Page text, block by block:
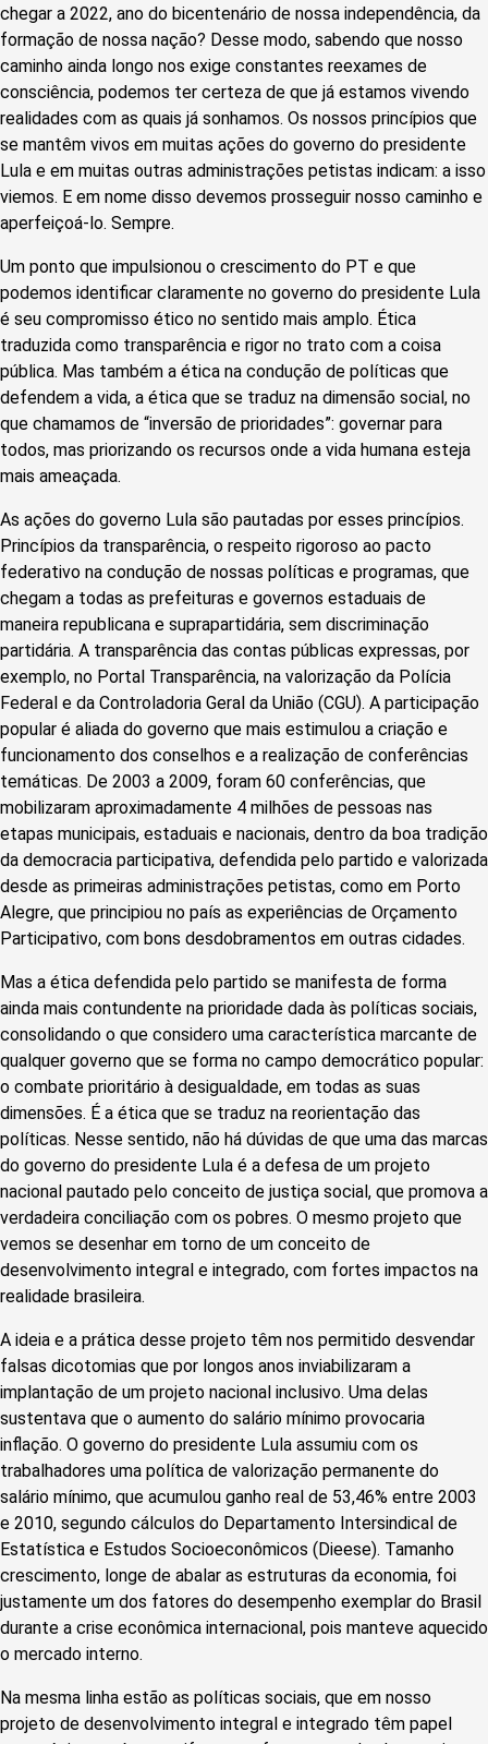
chegar a 2022, ano do bicentenário de nossa independência, da
formação de nossa nação? Desse modo, sabendo que nosso
caminho ainda longo nos exige constantes reexames de
consciência, podemos ter certeza de que já estamos vivendo
realidades com as quais já sonhamos. Os nossos princípios que
se mantêm vivos em muitas ações do governo do presidente
Lula e em muitas outras administrações petistas indicam: a isso
viemos. E em nome disso devemos prosseguir nosso caminho e
aperfeiçoá-lo. Sempre.
Um ponto que impulsionou o crescimento do PT e que
podemos identificar claramente no governo do presidente Lula
é seu compromisso ético no sentido mais amplo. Ética
traduzida como transparência e rigor no trato com a coisa
pública. Mas também a ética na condução de políticas que
defendem a vida, a ética que se traduz na dimensão social, no
que chamamos de “inversão de prioridades”: governar para
todos, mas priorizando os recursos onde a vida humana esteja
mais ameaçada.
As ações do governo Lula são pautadas por esses princípios.
Princípios da transparência, o respeito rigoroso ao pacto
federativo na condução de nossas políticas e programas, que
chegam a todas as prefeituras e governos estaduais de
maneira republicana e suprapartidária, sem discriminação
partidária. A transparência das contas públicas expressas, por
exemplo, no Portal Transparência, na valorização da Polícia
Federal e da Controladoria Geral da União (CGU). A participação
popular é aliada do governo que mais estimulou a criação e
funcionamento dos conselhos e a realização de conferências
temáticas. De 2003 a 2009, foram 60 conferências, que
mobilizaram aproximadamente 4 milhões de pessoas nas
etapas municipais, estaduais e nacionais, dentro da boa tradição
da democracia participativa, defendida pelo partido e valorizada
desde as primeiras administrações petistas, como em Porto
Alegre, que principiou no país as experiências de Orçamento
Participativo, com bons desdobramentos em outras cidades.
Mas a ética defendida pelo partido se manifesta de forma
ainda mais contundente na prioridade dada às políticas sociais,
consolidando o que considero uma característica marcante de
qualquer governo que se forma no campo democrático popular:
o combate prioritário à desigualdade, em todas as suas
dimensões. É a ética que se traduz na reorientação das
políticas. Nesse sentido, não há dúvidas de que uma das marcas
do governo do presidente Lula é a defesa de um projeto
nacional pautado pelo conceito de justiça social, que promova a
verdadeira conciliação com os pobres. O mesmo projeto que
vemos se desenhar em torno de um conceito de
desenvolvimento integral e integrado, com fortes impactos na
realidade brasileira.
A ideia e a prática desse projeto têm nos permitido desvendar
falsas dicotomias que por longos anos inviabilizaram a
implantação de um projeto nacional inclusivo. Uma delas
sustentava que o aumento do salário mínimo provocaria
inflação. O governo do presidente Lula assumiu com os
trabalhadores uma política de valorização permanente do
salário mínimo, que acumulou ganho real de 53,46% entre 2003
e 2010, segundo cálculos do Departamento Intersindical de
Estatística e Estudos Socioeconômicos (Dieese). Tamanho
crescimento, longe de abalar as estruturas da economia, foi
justamente um dos fatores do desempenho exemplar do Brasil
durante a crise econômica internacional, pois manteve aquecido
o mercado interno.
Na mesma linha estão as políticas sociais, que em nosso
projeto de desenvolvimento integral e integrado têm papel